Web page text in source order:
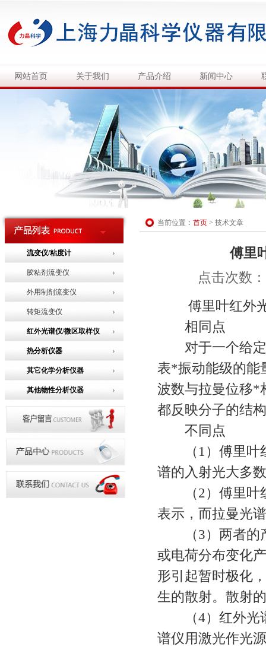
网站首页 关于我们 产品介绍 新闻中心
流变仪/粘度计
胶粘剂流变仪
外用制剂流变仪
转矩流变仪
红外光谱仪/微区取样仪
热分析仪器
其它化学分析仪器
其他物性分析仪器
当前位置： 首页 > 技术文章
傅里
点击次数
傅里叶红外光
相同点
对于一个给定
表*振动能级的能
波数与拉曼位移*
都反映分子的结
不同点
（1）傅里叶红
谱的入射光大多
（2）傅里叶红
表示，而拉曼光
（3）两者的产
或电荷分布变化
形引起暂时极化
生的散射。散射
（4）红外光谱
谱仪用激光作光